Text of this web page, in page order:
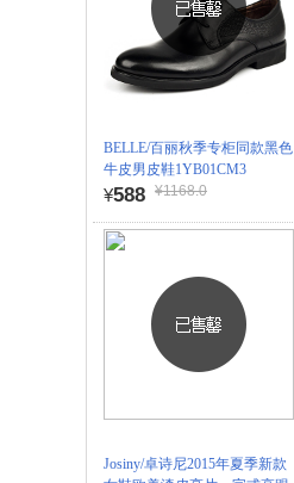
BELLE/百丽秋季专柜同款黑色
牛皮男皮鞋1YB01CM3
¥588 ¥1168.0
Josiny/卓诗尼2015年夏季新款